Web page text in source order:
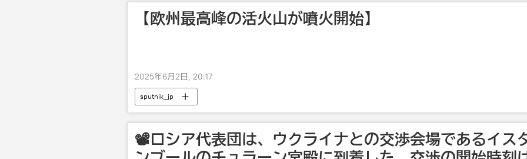
【欧州最高峰の活火山が噴火開始】
2025年6月2日, 20:17
sputnik_jp
📽️ロシア代表団は、ウクライナとの交渉会場であるイス